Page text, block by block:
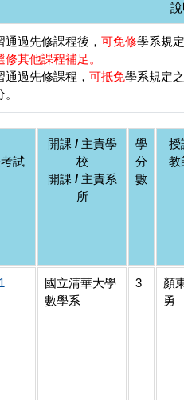
過先修課程後， 可免修學系規
其他課程補足。
過先修課程， 可抵免學系規定
試
開課 / 主責學
校
開課 / 主責系
所
學
分
數
授
教
國立清華大學
數學系
3
顏
勇